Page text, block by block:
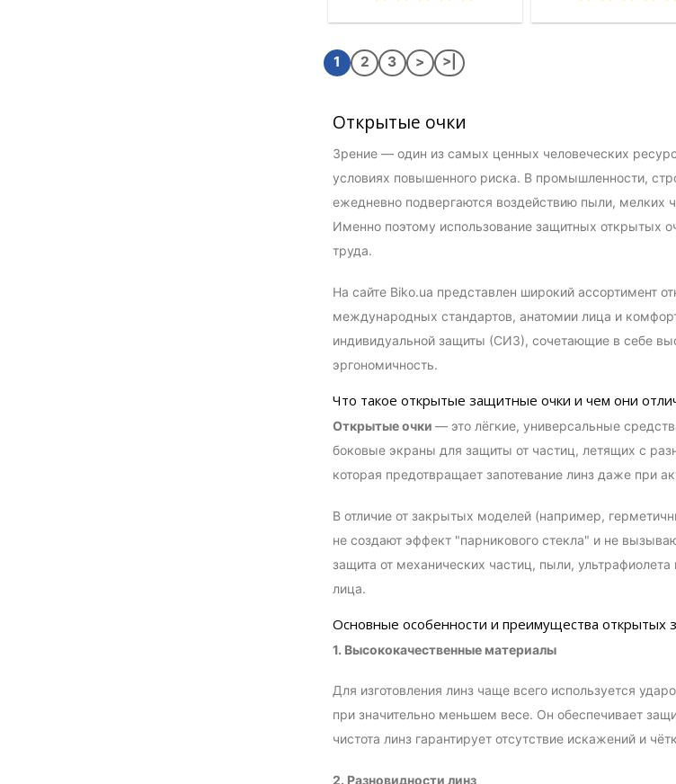
1 2 3 > >|
Открытые очки
Зрение — один из самых ценных человеческих
условиях повышенного риска. В промышленности,
ежедневно подвергаются воздействию пыли, мелких
Именно поэтому использование защитных открытых
труда.
На сайте Biko.ua представлен широкий ассортимент
международных стандартов, анатомии лица и
индивидуальной защиты (СИЗ), сочетающие в себе
эргономичность.
Что такое открытые защитные очки и чем они
Открытые очки — это лёгкие, универсальные
боковые экраны для защиты от частиц, летящих с
которая предотвращает запотевание линз даже при
В отличие от закрытых моделей (например,
не создают эффект "парникового стекла" и не
защита от механических частиц, пыли,
лица.
Основные особенности и преимущества открытых
1. Высококачественные материалы
Для изготовления линз чаще всего используется
при значительно меньшем весе. Он обеспечивает
чистота линз гарантирует отсутствие искажений и
2. Разновидности линз